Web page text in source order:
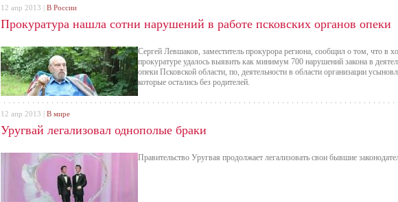
Прокуратура нашла сотни нарушений в работе псковских органов опеки
Сергей Левшаков, заместитель прокурора региона, сообщил о том, что в
прокуратуре удалось выявить как минимум 700 нарушений закона в
опеки Псковской области, по, деятельности в области организации
которые остались без родителей.
12 апр 2013 | В России
Уругвай легализовал однополые браки
Правительство Уругвая продолжает легализовать свои бывшие
12 апр 2013 | В мире